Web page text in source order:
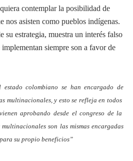
contemplar la posibilidad de
nos asisten como pueblos indígenas.
su estrategia, muestra un interés falso
siempre son a favor de
estado colombiano se han encargado de
multinacionales, y esto se refleja en todos
aprobando desde el congreso de la
son las mismas encargadas
su propio beneficios”